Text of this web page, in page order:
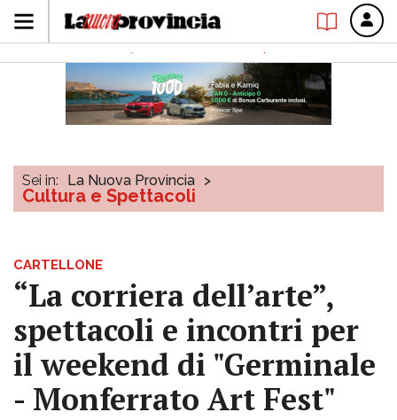
Sei in: La Nuova Provincia >
Cultura e Spettacoli
CARTELLONE
“La corriera dell’arte”,
spettacoli e incontri per
il weekend di "Germinale
- Monferrato Art Fest"